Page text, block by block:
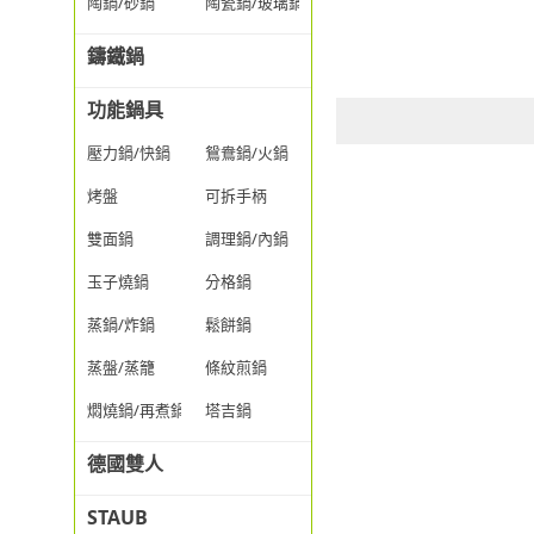
鑄鐵鍋
功能鍋具
壓力鍋/快鍋
鴛鴦鍋/火鍋
烤盤
可拆手柄
雙面鍋
調理鍋/內鍋
玉子燒鍋
分格鍋
蒸鍋/炸鍋
鬆餅鍋
蒸盤/蒸籠
條紋煎鍋
燜燒鍋/再煮鍋
塔吉鍋
德國雙人
STAUB